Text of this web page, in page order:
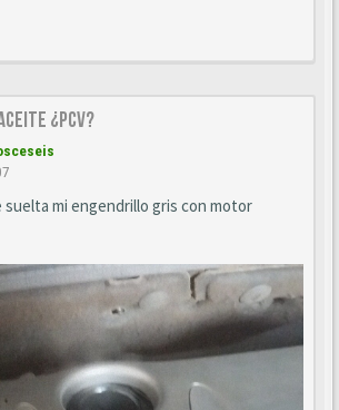
¿pcv?
suelta mi engendrillo gris con motor